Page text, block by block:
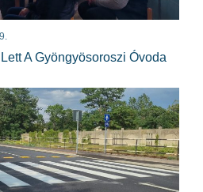
A Gyöngyösoroszi Óvoda